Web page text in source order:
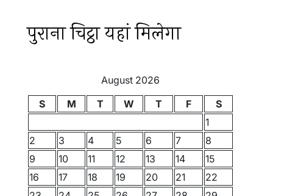
पुराना चिट्ठा यहां मिलेगा
August 2026
S
M T W T F
S
1
2
3 4 5 6 7
8
9
10 11 12 13 14
15
16
17 18 19 20 21
22